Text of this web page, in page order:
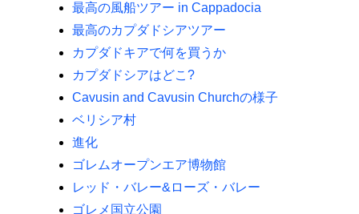
最高の風船ツアー in Cappadocia
最高のカプダドシアツアー
カプダドキアで何を買うか
カプダドシアはどこ?
Cavusin and Cavusin Churchの様子
ベリシア村
進化
ゴレムオープンエア博物館
レッド・バレー&ローズ・バレー
ゴレメ国立公園